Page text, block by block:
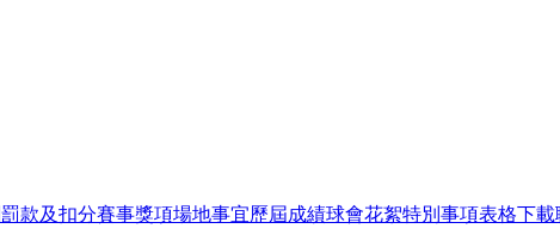
罰款及扣分賽事獎項場地事宜歷屆成績球會花絮特別事項表格下載